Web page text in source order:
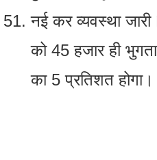
नई कर व्‍यवस्‍था
को 45 हजार ही
का 5 प्रतिशत होगा।